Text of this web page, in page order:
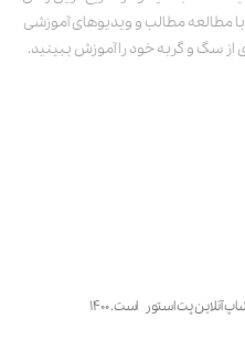
مطالب و ویدیوهای آموزشی
از سگ و گربه خود را آموزش ببینید.
پت استور است. ۱۴۰۰